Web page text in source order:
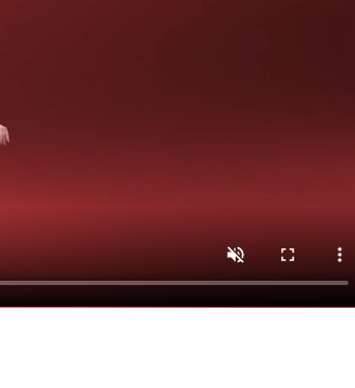
ービス№1」
№1」
査■調査主体：株式会社マーケティングア
■サンプル数：828人■調査企業数：13社■調
象者：全国の18～25歳女性で、成人式及び